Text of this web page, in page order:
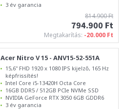
3 év garancia
814.900 Ft
794.900 Ft
Megtakarítás: -20.000 Ft
Acer Nitro V 15 - ANV15-52-551A
15,6" FHD 1920 x 1080 IPS kijelző, 165 Hz
képfrissítés!
Intel Core i5-13420H Octa Core
16GB DDR5 / 512GB PCIe NVMe SSD
NVIDIA GeForce RTX 3050 6GB GDDR6
3 év garancia